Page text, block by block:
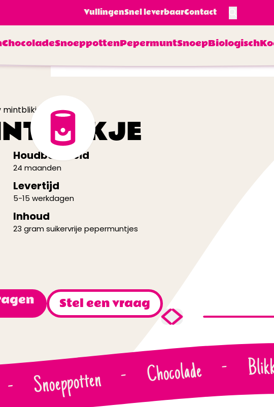
VullingenSnel leverbaarContact
ChocoladeSnoeppottenPepermuntSnoepBiologisch
Houdbaarheid
24 maanden
Levertijd
5-15 werkdagen
Inhoud
23 gram suikervrije pepermuntjes
Stel een vraag
- Snoeppotten - Chocolade -